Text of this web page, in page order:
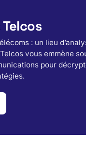
: un lieu
vous emmène
pour